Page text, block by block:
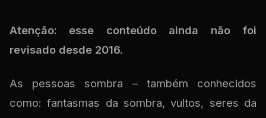
Atenção: esse conteúdo ainda não foi
revisado desde 2016.
As pessoas sombra – também conhecidos
como: fantasmas da sombra, vultos, seres da